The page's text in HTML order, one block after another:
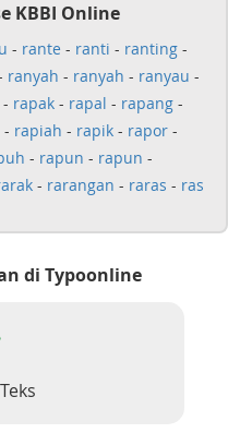
KBBI Online
- rante - ranti - ranting -
ranyah - ranyah - ranyau -
- rapak - rapal - rapang -
- rapiah - rapik - rapor -
- rapun - rapun -
- rarangan - raras - ras
di Typoonline